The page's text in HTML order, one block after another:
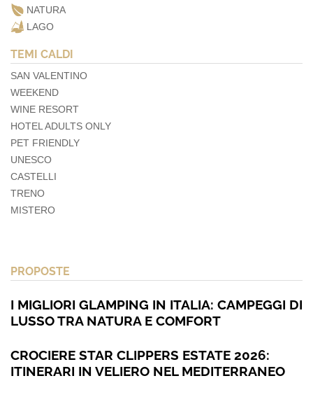
NATURA
LAGO
TEMI CALDI
SAN VALENTINO
WEEKEND
WINE RESORT
HOTEL ADULTS ONLY
PET FRIENDLY
UNESCO
CASTELLI
TRENO
MISTERO
PROPOSTE
I MIGLIORI GLAMPING IN ITALIA: CAMPEGGI DI
LUSSO TRA NATURA E COMFORT
CROCIERE STAR CLIPPERS ESTATE 2026:
ITINERARI IN VELIERO NEL MEDITERRANEO